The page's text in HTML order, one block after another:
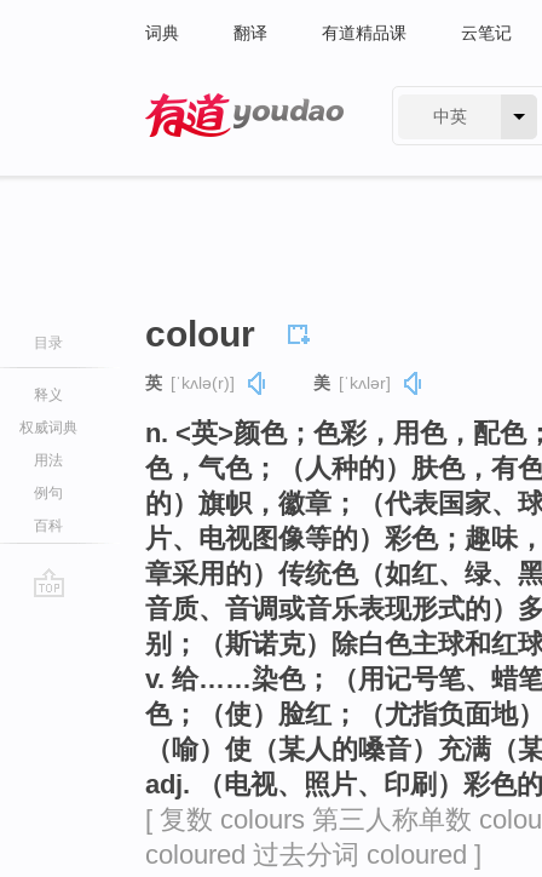
词典 翻译 有道精品课 云笔记
中英
目录
释义
权威词典
用法
例句
百科
colour
英 [ˈkʌlə(r)] 美 [ˈkʌlər]
n. <英>颜色；色彩，用色，配色
色，气色；（人种的）肤色，有
的）旗帜，徽章；（代表国家、
片、电视图像等的）彩色；趣味
章采用的）传统色（如红、绿、
音质、音调或音乐表现形式的）
别；（斯诺克）除白色主球和红
v. 给……染色；（用记号笔、蜡
色；（使）脸红；（尤指负面地
（喻）使（某人的嗓音）充满（
adj. （电视、照片、印刷）彩色的
[ 复数 colours 第三人称单数
coloured 过去分词 coloured ]